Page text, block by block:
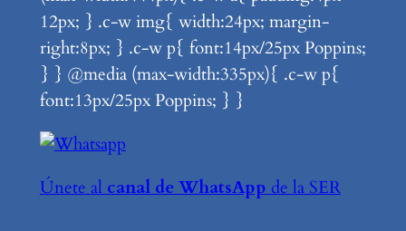
12px; } .c-w img{ width:24px; margin-
right:8px; } .c-w p{ font:14px/25px Poppins;
} } @media (max-width:335px){ .c-w p{
font:13px/25px Poppins; } }
Únete alcanal de WhatsAppde la SER